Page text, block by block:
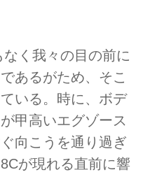
く我々の目の前に
あるがため、そこ
いる。時に、ボデ
甲高いエグゾース
向こうを通り過ぎ
が現れる直前に響